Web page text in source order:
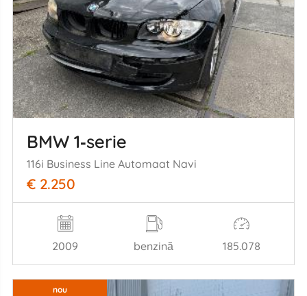
BMW 1‑serie
116i Business Line Automaat Navi
€ 2.250
2009 benzină 185.078
nou